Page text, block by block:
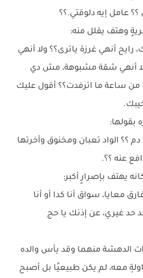
عامل إيه دلوقتي.؟؟
وهتف يقلل منه:
رايح أنهي غرزة ياترى؟؟ ولا أنهي
أنهي شقة مشبوهة، مش دي
من ساعة ما اترفدت؟؟ أقول عليك
بقولها:
الواد تعبان ومخنوق وأخرتها
عنه ؟؟.
يهتف بإصرارٍ أكبر:
معايا، سواق أنا كدا أو أنا
غيري، عن إذنك يا حج
الدهشة منهما وقد يأس والده
معه، لم يكن طبيعيًا بل أصبح